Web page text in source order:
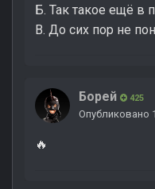
Б. Так такое ещё в
В. До сих пор не
Борей 425
Опубликовано
🔥